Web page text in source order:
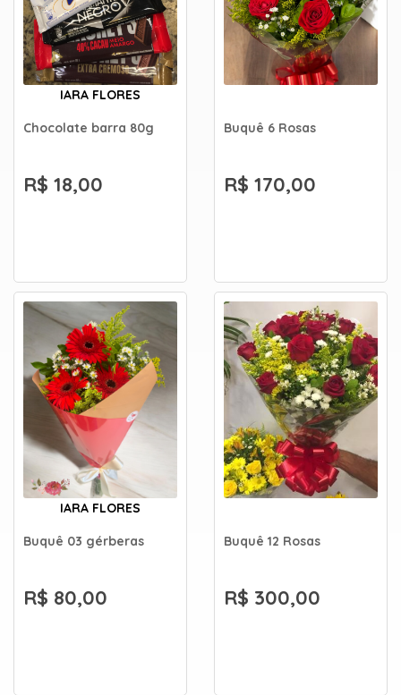
IARA FLORES
Chocolate barra 80g
R$ 18,00
Buquê 6 Rosas
R$ 170,00
IARA FLORES
Buquê 03 gérberas
R$ 80,00
Buquê 12 Rosas
R$ 300,00